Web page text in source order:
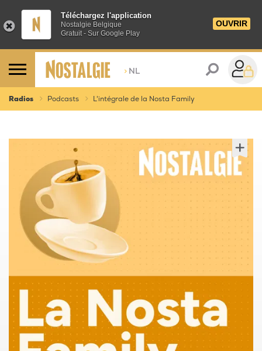
Téléchargez l'application
Nostalgie Belgique
Gratuit - Sur Google Play
OUVRIR
> NL
Radios Podcasts L'intégrale de la Nosta Family